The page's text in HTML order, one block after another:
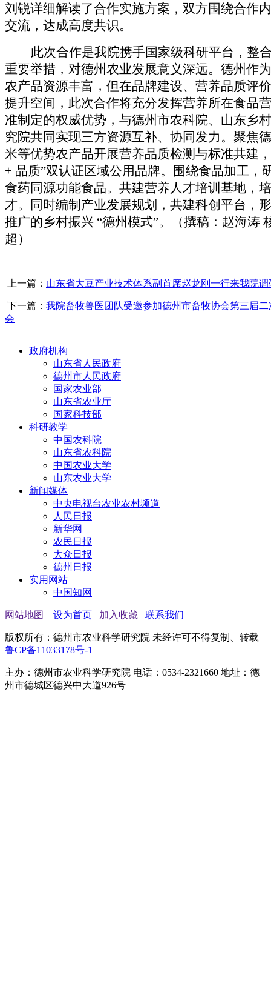
刘锐详细解读了合作实施方案，双方围绕合作
交流，达成高度共识。
此次合作是我院携手国家级科研平台，整
重要举措，对德州农业发展意义深远。德州作
农产品资源丰富，但在品牌建设、营养品质评
提升空间，此次合作将充分发挥营养所在食品
准制定的权威优势， 与德州市农科院、 山东乡
究院共同实现三方资源互补、协同发力。聚焦
米等优势农产品开展营养品质检测与标准共建
+ 品质”双认证区域公用品牌。 围绕食品加工，
食药同源功能食品。 共建营养人才培训基地，
才。 同时编制产业发展规划 ， 共建科创平台，
推广的乡村振兴 “德州模式”。（撰稿：赵海涛
超）
上一篇： 山东省大豆产业技术体系副首席赵龙刚一行来我院调
下一篇： 我院畜牧兽医团队受邀参加德州市畜牧协会第三届二
会
政府机构
山东省人民政府
德州市人民政府
国家农业部
山东省农业厅
国家科技部
科研教学
中国农科院
山东省农科院
中国农业大学
山东农业大学
新闻媒体
中央电视台农业农村频道
人民日报
新华网
农民日报
大众日报
德州日报
实用网站
中国知网
网站地图 | 设为首页 | 加入收藏 | 联系我们
版权所有：德州市农业科学研究院 未经许可不得复制、转载
鲁CP备11033178号-1
主办：德州市农业科学研究院 电话：0534-2321660 地址：德
州市德城区德兴中大道926号